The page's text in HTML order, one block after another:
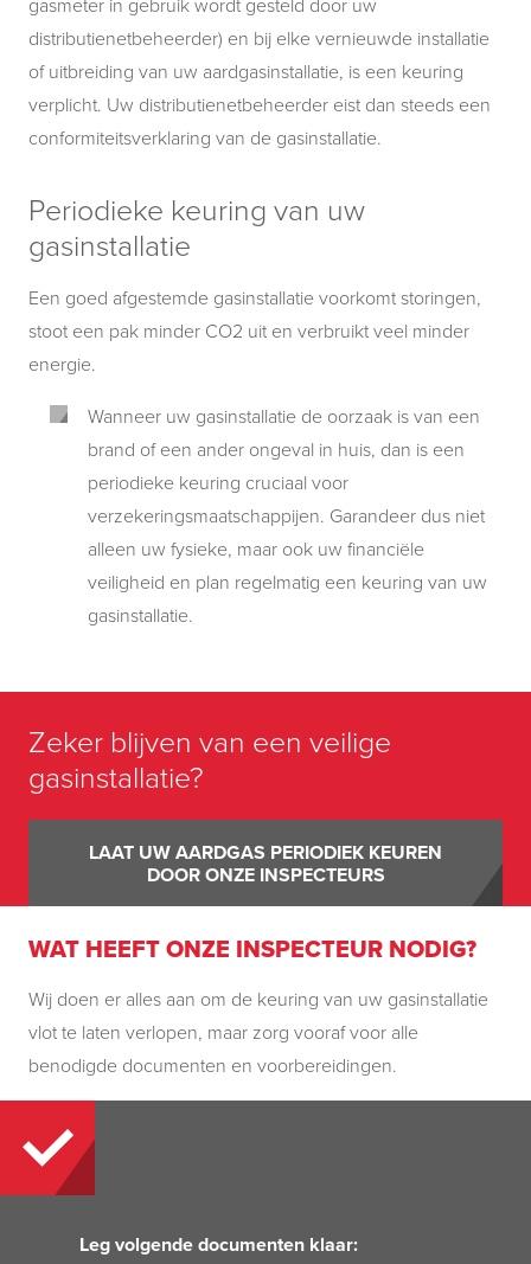
distributienetbeheerder) en bij elke vernieuwde installatie
of uitbreiding van uw aardgasinstallatie, is een keuring
verplicht. Uw distributienetbeheerder eist dan steeds een
conformiteitsverklaring van de gasinstallatie.
Periodieke keuring van uw
gasinstallatie
Een goed afgestemde gasinstallatie voorkomt storingen,
stoot een pak minder CO2 uit en verbruikt veel minder
energie.
Wanneer uw gasinstallatie de oorzaak is van een
brand of een ander ongeval in huis, dan is een
periodieke keuring cruciaal voor
verzekeringsmaatschappijen. Garandeer dus niet
alleen uw fysieke, maar ook uw financiële
veiligheid en plan regelmatig een keuring van uw
gasinstallatie.
Zeker blijven van een veilige
gasinstallatie?
LAAT UW AARDGAS PERIODIEK KEUREN
DOOR ONZE INSPECTEURS
WAT HEEFT ONZE INSPECTEUR NODIG?
Wij doen er alles aan om de keuring van uw gasinstallatie
vlot te laten verlopen, maar zorg vooraf voor alle
benodigde documenten en voorbereidingen.
Leg volgende documenten klaar: